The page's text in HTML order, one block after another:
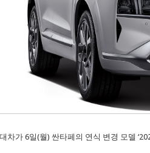
차가 6일(월) 싼타페의 연식 변경 모델